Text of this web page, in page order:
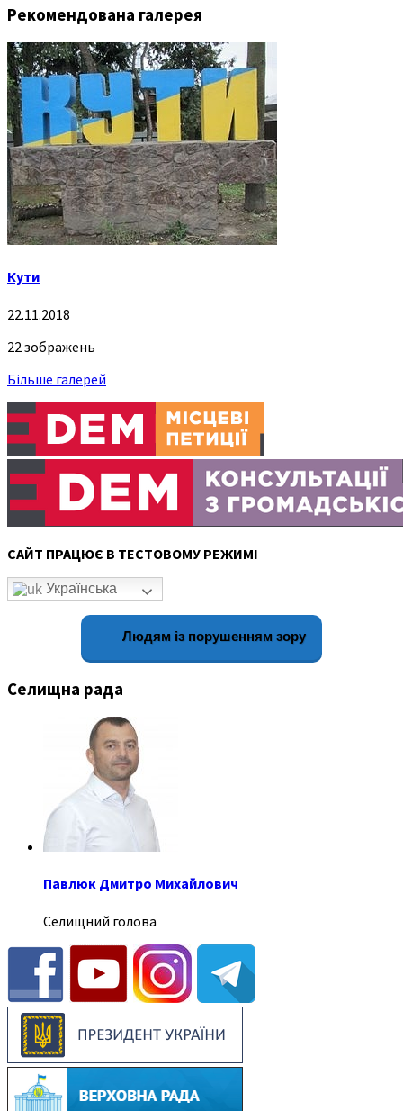
Рекомендована галерея
Кути
22.11.2018
22 зображень
Більше галерей
САЙТ ПРАЦЮЄ В ТЕСТОВОМУ РЕЖИМІ
Українська
Людям із порушенням зору
Селищна рада
Павлюк Дмитро Михайлович
Селищний голова